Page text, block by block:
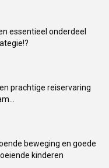
essentieel onderdeel
prachtige reiservaring
beweging en goede
kinderen